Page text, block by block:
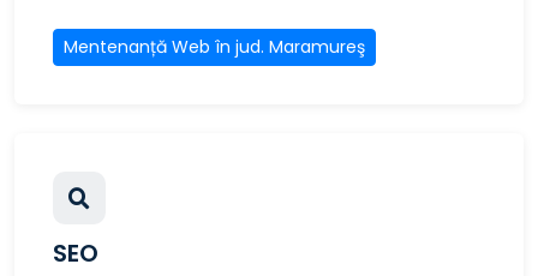
Mentenanță Web în jud. Maramureş
SEO